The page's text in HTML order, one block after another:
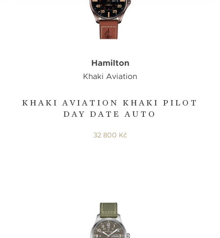
KHAKI AVIATION KHAKI PILOT
DAY DATE AUTO
Hamilton
Khaki Aviation
32 800 Kč